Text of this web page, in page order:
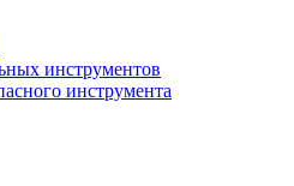
инструментов
инструмента